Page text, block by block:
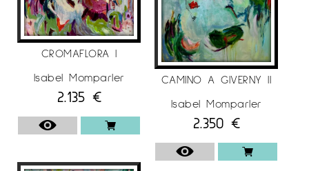
CROMAFLORA I
Isabel Momparler
2.135 €
CAMINO A GIVERNY II
Isabel Momparler
2.350 €